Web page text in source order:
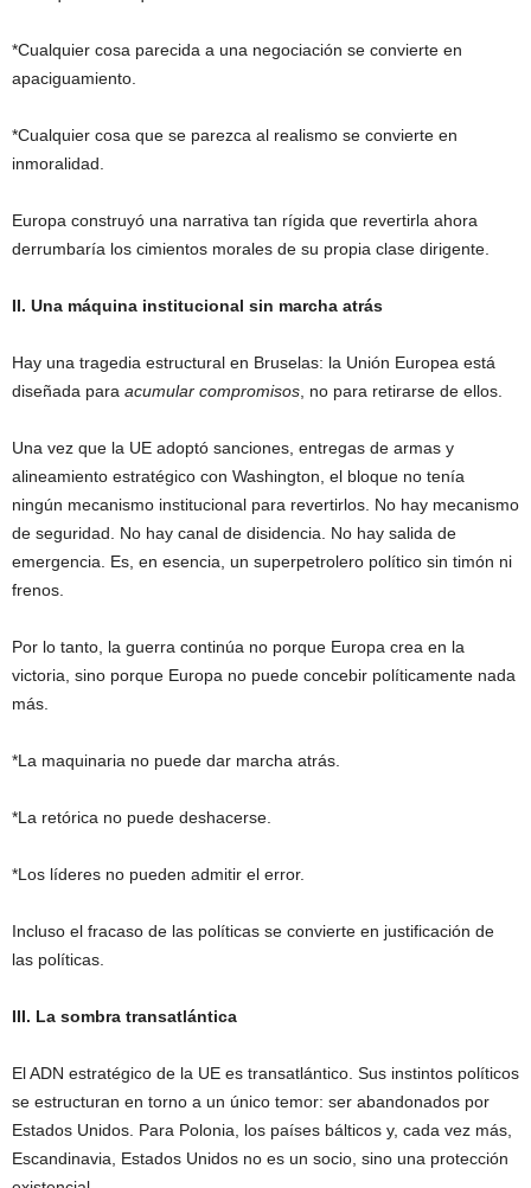
*Cualquier cosa parecida a una negociación se convierte en
apaciguamiento.
*Cualquier cosa que se parezca al realismo se convierte en
inmoralidad.
Europa construyó una narrativa tan rígida que revertirla ahora
derrumbaría los cimientos morales de su propia clase dirigente.
II. Una máquina institucional sin marcha atrás
Hay una tragedia estructural en Bruselas: la Unión Europea está
diseñada para acumular compromisos , no para retirarse de ellos.
Una vez que la UE adoptó sanciones, entregas de armas y
alineamiento estratégico con Washington, el bloque no tenía
ningún mecanismo institucional para revertirlos. No hay mecanismo
de seguridad. No hay canal de disidencia. No hay salida de
emergencia. Es, en esencia, un superpetrolero político sin timón ni
frenos.
Por lo tanto, la guerra continúa no porque Europa crea en la
victoria, sino porque Europa no puede concebir políticamente nada
más.
*La maquinaria no puede dar marcha atrás.
*La retórica no puede deshacerse.
*Los líderes no pueden admitir el error.
Incluso el fracaso de las políticas se convierte en justificación de
las políticas.
III. La sombra transatlántica
El ADN estratégico de la UE es transatlántico. Sus instintos políticos
se estructuran en torno a un único temor: ser abandonados por
Estados Unidos. Para Polonia, los países bálticos y, cada vez más,
Escandinavia, Estados Unidos no es un socio, sino una protección